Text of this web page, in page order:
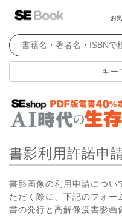
お
キー
書影利用許諾申
書影画像の利用申請につい
ただく際に、下記のフォー
書の発行と高解像度書影画